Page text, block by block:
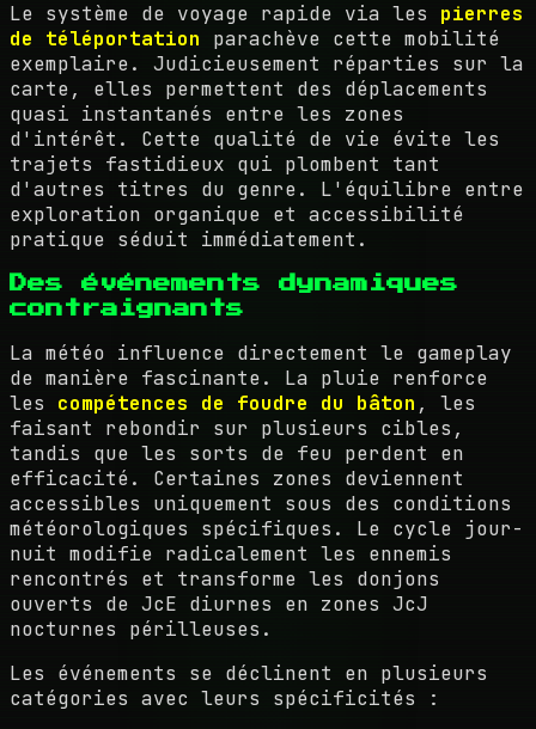
Le système de voyage rapide via les pierres
de téléportation parachève cette mobilité
exemplaire. Judicieusement réparties sur la
carte, elles permettent des déplacements
quasi instantanés entre les zones
d'intérêt. Cette qualité de vie évite les
trajets fastidieux qui plombent tant
d'autres titres du genre. L'équilibre entre
exploration organique et accessibilité
pratique séduit immédiatement.
Des événements dynamiques
contraignants
La météo influence directement le gameplay
de manière fascinante. La pluie renforce
les compétences de foudre du bâton , les
faisant rebondir sur plusieurs cibles,
tandis que les sorts de feu perdent en
efficacité. Certaines zones deviennent
accessibles uniquement sous des conditions
météorologiques spécifiques. Le cycle jour-
nuit modifie radicalement les ennemis
rencontrés et transforme les donjons
ouverts de JcE diurnes en zones JcJ
nocturnes périlleuses.
Les événements se déclinent en plusieurs
catégories avec leurs spécificités :